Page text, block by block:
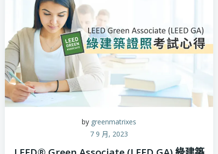
by greenmatrixes
7 9 月, 2023